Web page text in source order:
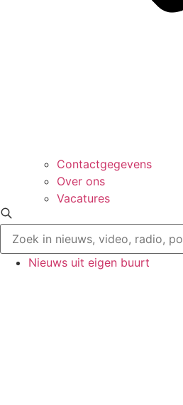
Contactgegevens
Over ons
Vacatures
Nieuws uit eigen buurt